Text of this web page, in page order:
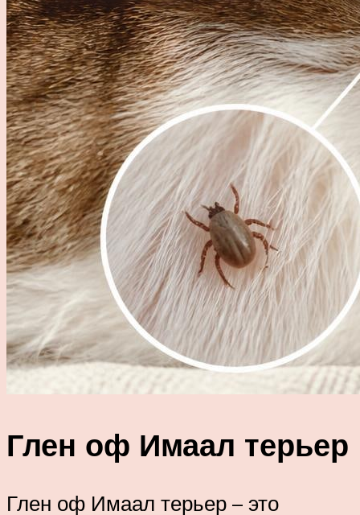
Глен оф Имаал терьер
Глен оф Имаал терьер – это